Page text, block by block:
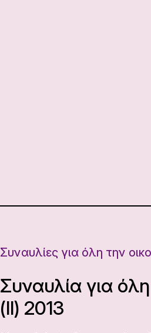
Συναυλίες για όλη την
Συναυλία για
(ΙΙ) 2013